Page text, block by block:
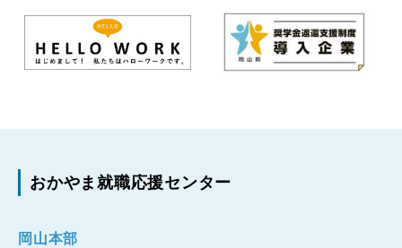
おかやま就職応援センター
岡山本部